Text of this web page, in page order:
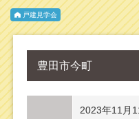
戸建見学会
豊田市今町
2023年11月